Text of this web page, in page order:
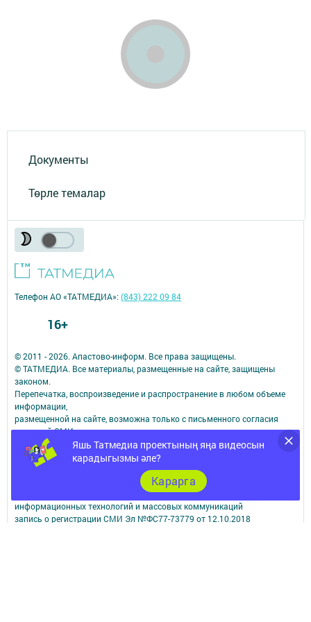
Документы
Төрле темалар
Яшь Татмедиа проектының яңа видеосын
карадыгызмы әле?
Карарга
© 2011 - 2026. Апастово-информ. Все права защищены.
© ТАТМЕДИА. Все материалы, размещенные на сайте, защищены
законом.
Перепечатка, воспроизведение и распространение в любом объеме
информации,
размещенной на сайте, возможна только с письменного согласия
редакций СМИ.
При поддержке Республиканского агентства по печати и массовым
коммуникациям.
Наименование СМИ: Апастово-информ
СМИ зарегистрировано Федеральной службой по надзору в сфере
информационных технологий и массовых коммуникаций
запись о регистрации СМИ Эл №ФС77-73779 от 12.10.2018
Телефон АО «ТАТМЕДИА»:(843) 222 09 84
16+